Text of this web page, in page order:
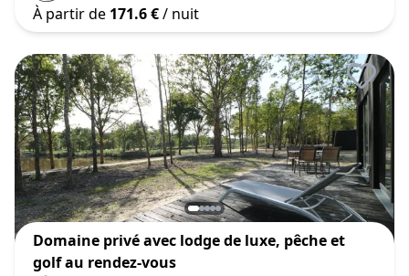
À partir de 171.6 €/ nuit
Domaine privé avec lodge de luxe, pêche et
golf au rendez-vous